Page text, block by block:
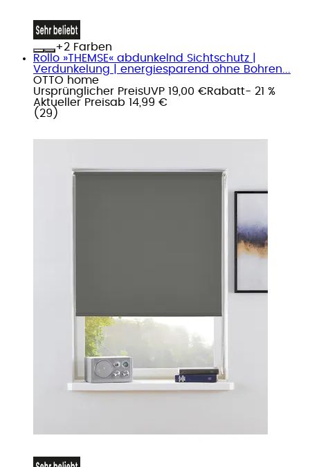
+
Farben
Rollo »THEMSE« abdunkelnd Sichtschutz |
Verdunkelung | energiesparend ohne Bohren...
OTTO home
Ursprünglicher PreisUVP 19,00 €Rabatt- 21 %
Aktueller Preisab 14,99 €
( 29 )